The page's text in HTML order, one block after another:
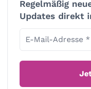
Regelmäßig
Updates direkt